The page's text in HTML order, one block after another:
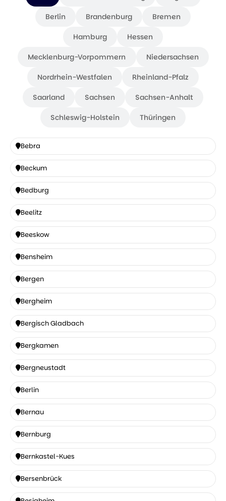
Berlin
Brandenburg
Bremen
Hamburg
Hessen
Mecklenburg-Vorpommern
Niedersachsen
Nordrhein-Westfalen
Rheinland-Pfalz
Saarland
Sachsen
Sachsen-Anhalt
Schleswig-Holstein
Thüringen
Bebra
Bebra
Beckum
Beckum
Bedburg
Bedburg
Beelitz
Beelitz
Beeskow
Beeskow
Bensheim
Bensheim
Bergen
Bergen
Bergheim
Bergheim
Bergisch Gladbach
Bergisch
Bergkamen
Bergkamen
Bergneustadt
Bergneustadt
Berlin
Berlin
Bernau
Bernau
Bernburg
Bernburg
Bernkastel-Kues
Bernkastel-
Bersenbrück
Bersenbrück